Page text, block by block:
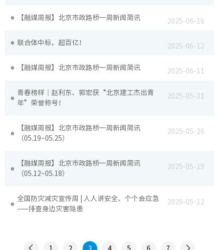
轨道工
场站工
隧道工
工作动
【融媒周报】北京市政路桥一周新闻简讯 2025-06-16
联合体中标，超百亿！ 2025-06-12
【融媒周报】北京市政路桥一周新闻简讯 2025-06-11
青春榜样｜赵利东、郭宏获“北京建工杰出青
年”荣誉称号！
2025-05-31
【融媒周报】北京市政路桥一周新闻简讯
（05.19~05.25）
2025-05-26
【融媒周报】北京市政路桥一周新闻简讯
（05.12~05.18）
2025-05-19
全国防灾减灾宣传周 | 人人讲安全、个个会应急
——排查身边灾害隐患
2025-05-12
1 2 3 4 5 6 7